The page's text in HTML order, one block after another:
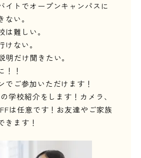
サイトマップ
ーして最新情報をCHECK !
イトでオープンキャンパスに
い。
は難しい。
ない。
明だけ聞きたい。
！！
でご参加いただけます！
学校紹介をします！カメラ、
は任意です！お友達やご家族
きます！